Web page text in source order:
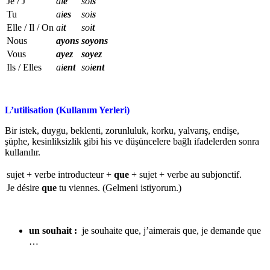
Tu
aies sois
Elle / Il / On ait soit
Nous
ayons soyons
Vous
ayez
soyez
Ils / Elles
aient soient
L’utilisation (Kullanım Yerleri)
Bir istek, duygu, beklenti, zorunluluk, korku, yalvarış, endişe,
şüphe, kesinliksizlik gibi his ve düşüncelere bağlı ifadelerden sonra
kullanılır.
sujet + verbe introducteur + que + sujet + verbe au subjonctif.
Je désire que tu viennes. (Gelmeni istiyorum.)
un souhait : je souhaite que, j’aimerais que, je demande que
…